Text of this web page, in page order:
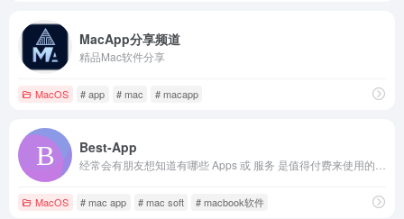
MacApp分享频道
精品Mac软件分享
MacOS # app # mac # macapp
Best-App
MacOS # mac app # mac soft # macbook软件